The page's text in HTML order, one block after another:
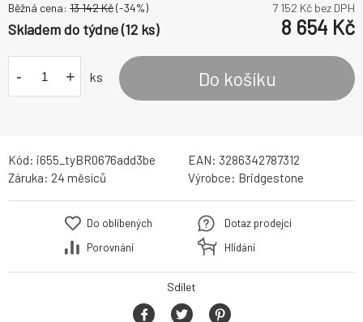
Běžná cena: 13 142Kč(-34%) 7 152 Kč bez DPH
Skladem do týdne (12 ks) 8 654 Kč
- + ks Do košíku
Kód: i655_tyBR0676add3be EAN: 3286342787312
Záruka: 24 měsíců Výrobce: Bridgestone
Do oblíbených
Porovnání
Dotaz prodejci
Hlídání
Sdílet